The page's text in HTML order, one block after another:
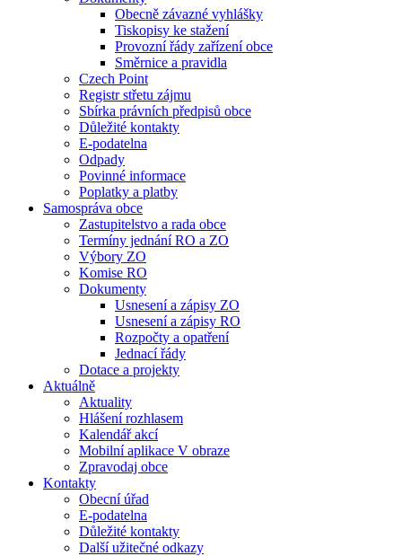
Obecně závazné vyhlášky
Tiskopisy ke stažení
Provozní řády zařízení obce
Směrnice a pravidla
Czech Point
Registr střetu zájmu
Sbírka právních předpisů obce
Důležité kontakty
E-podatelna
Odpady
Povinné informace
Poplatky a platby
Samospráva obce
Zastupitelstvo a rada obce
Termíny jednání RO a ZO
Výbory ZO
Komise RO
Dokumenty
Usnesení a zápisy ZO
Usnesení a zápisy RO
Rozpočty a opatření
Jednací řády
Dotace a projekty
Aktuálně
Aktuality
Hlášení rozhlasem
Kalendář akcí
Mobilní aplikace V obraze
Zpravodaj obce
Kontakty
Obecní úřad
E-podatelna
Důležité kontakty
Další užitečné odkazy